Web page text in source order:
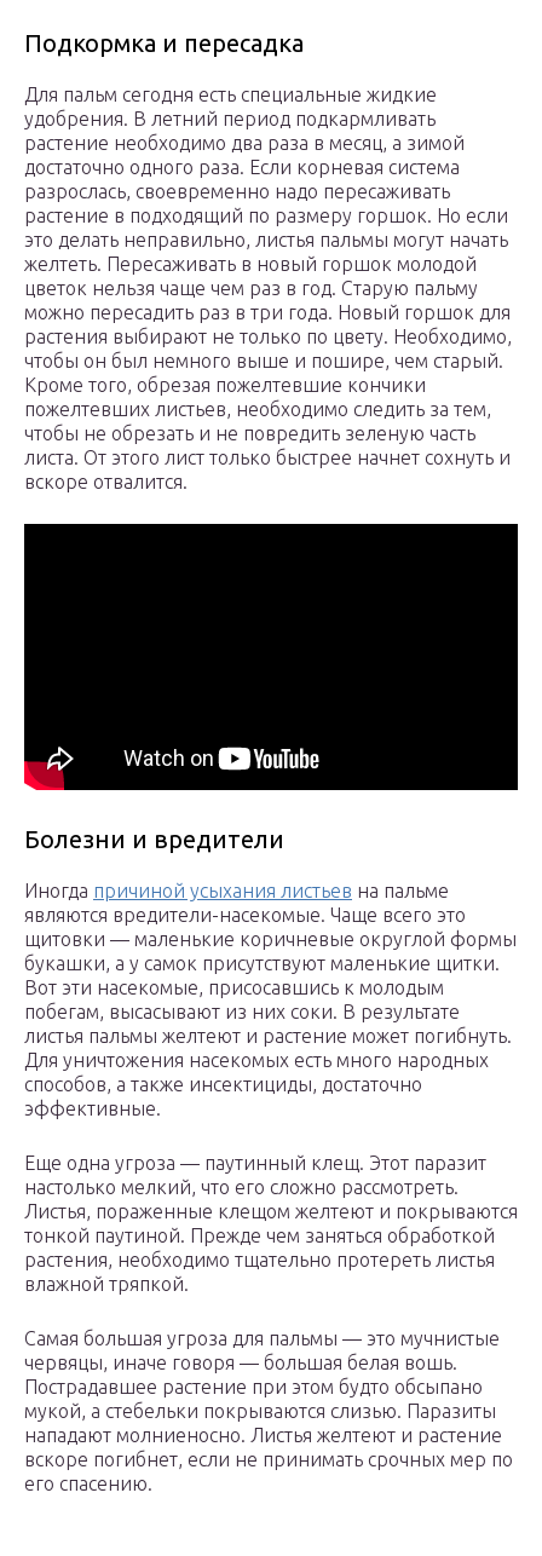
Подкормка и пересадка
Для пальм сегодня есть специальные жидкие
удобрения. В летний период подкармливать
растение необходимо два раза в месяц, а зимой
достаточно одного раза. Если корневая система
разрослась, своевременно надо пересаживать
растение в подходящий по размеру горшок. Но если
это делать неправильно, листья пальмы могут начать
желтеть. Пересаживать в новый горшок молодой
цветок нельзя чаще чем раз в год. Старую пальму
можно пересадить раз в три года. Новый горшок для
растения выбирают не только по цвету. Необходимо,
чтобы он был немного выше и пошире, чем старый.
Кроме того, обрезая пожелтевшие кончики
пожелтевших листьев, необходимо следить за тем,
чтобы не обрезать и не повредить зеленую часть
листа. От этого лист только быстрее начнет сохнуть и
вскоре отвалится.
Болезни и вредители
Иногда причиной усыхания листьев на пальме
являются вредители-насекомые. Чаще всего это
щитовки — маленькие коричневые округлой формы
букашки, а у самок присутствуют маленькие щитки.
Вот эти насекомые, присосавшись к молодым
побегам, высасывают из них соки. В результате
листья пальмы желтеют и растение может погибнуть.
Для уничтожения насекомых есть много народных
способов, а также инсектициды, достаточно
эффективные.
Еще одна угроза — паутинный клещ. Этот паразит
настолько мелкий, что его сложно рассмотреть.
Листья, пораженные клещом желтеют и покрываются
тонкой паутиной. Прежде чем заняться обработкой
растения, необходимо тщательно протереть листья
влажной тряпкой.
Самая большая угроза для пальмы — это мучнистые
червяцы, иначе говоря — большая белая вошь.
Пострадавшее растение при этом будто обсыпано
мукой, а стебельки покрываются слизью. Паразиты
нападают молниеносно. Листья желтеют и растение
вскоре погибнет, если не принимать срочных мер по
его спасению.